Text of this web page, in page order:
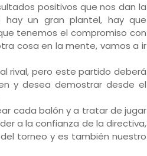
positivos que nos dan la
un gran plantel, hay que
tenemos el compromiso con
cosa en la mente, vamos a ir
rival, pero este partido deberá
y desea demostrar desde el
cada balón y a tratar de jugar
a la confianza de la directiva,
torneo y es también nuestro